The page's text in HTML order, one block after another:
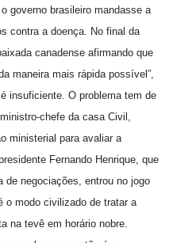
governo brasileiro mandasse a
contra a doença. No final da
canadense afirmando que
maneira mais rápida possível”,
insuficiente. O problema tem de
chefe da casa Civil,
ministerial para avaliar a
Fernando Henrique, que
de negociações, entrou no jogo
o modo civilizado de tratar a
na tevê em horário nobre.